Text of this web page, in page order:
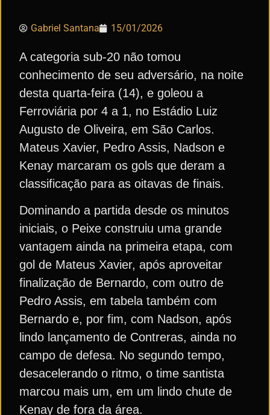
Gabriel Santana 15/01/2026
A categoria sub-20 não tomou
conhecimento de seu adversário, na noite
desta quarta-feira (14), e goleou a
Ferroviária por 4 a 1, no Estádio Luiz
Augusto de Oliveira, em São Carlos.
Mateus Xavier, Pedro Assis, Nadson e
Kenay marcaram os gols que deram a
classificação para as oitavas de finais.
Dominando a partida desde os minutos
iniciais, o Peixe construiu uma grande
vantagem ainda na primeira etapa, com
gol de Mateus Xavier, após aproveitar
finalização de Bernardo, com outro de
Pedro Assis, em tabela também com
Bernardo e, por fim, com Nadson, após
lindo lançamento de Contreras, ainda no
campo de defesa. No segundo tempo,
desacelerando o ritmo, o time santista
marcou mais um, em um lindo chute de
Kenay de fora da área.